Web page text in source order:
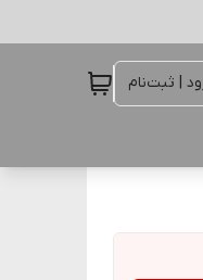
| ثبت‌نام